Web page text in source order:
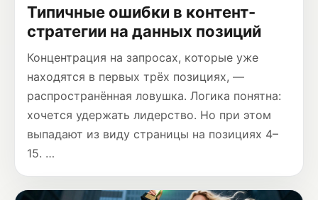
Типичные ошибки в контент-
стратегии на данных позиций
Концентрация на запросах, которые уже
находятся в первых трёх позициях, —
распространённая ловушка. Логика понятна:
хочется удержать лидерство. Но при этом
выпадают из виду страницы на позициях 4–
15. …